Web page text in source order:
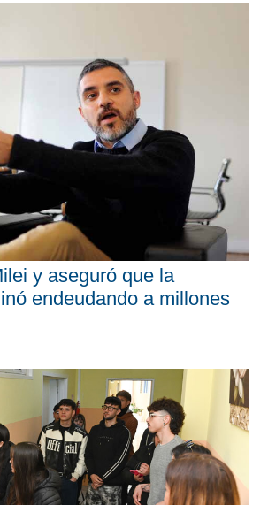
y aseguró que la
endeudando a millones